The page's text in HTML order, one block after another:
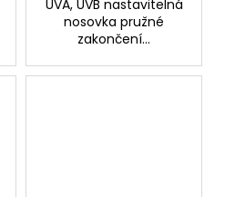
UVA, UVB nastavitelná
nosovka pružné
zakončení...